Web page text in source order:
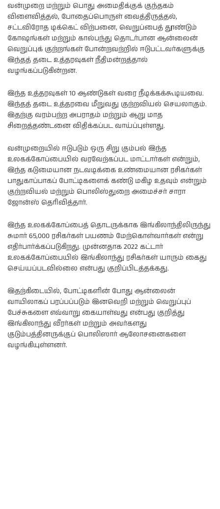
வன்முறை மற்றும் பொது அமைதிக்குக் குந்தகம்
விளைவித்தல், போதைப்பொருள் வைத்திருத்தல்,
சட்டவிரோத டிக்கெட் விற்பனை, வெறுப்பைத் தூண்டும்
கோஷங்கள் மற்றும் கால்பந்து தொடர்பான ஆன்லைன்
வெறுப்புக் குற்றங்கள் போன்றவற்றில் ஈடுபட்டவர்களுக்கு
இந்தத் தடை உத்தரவுகள் நீதிமன்றத்தால்
வழங்கப்படுகின்றன.
இந்த உத்தரவுகள் 10 ஆண்டுகள் வரை நீடிக்கக்கூடியவை.
இந்தத் தடை உத்தரவை மீறுவது குற்றவியல் செயலாகும்.
இதற்கு வரம்பற்ற அபராதம் மற்றும் ஆறு மாத
சிறைத்தண்டனை விதிக்கப்பட வாய்ப்புள்ளது.
வன்முறையில் ஈடுபடும் ஒரு சிறு கும்பல் இந்த
உலகக்கோப்பையில் வரவேற்கப்பட மாட்டார்கள் என்றும்,
இந்த கடுமையான நடவடிக்கை உண்மையான ரசிகர்கள்
பாதுகாப்பாகப் போட்டிகளைக் கண்டு மகிழ உதவும் என்றும்
குற்றவியல் மற்றும் பொலிஸ்துறை அமைச்சர் சாரா
ஜோன்ஸ் தெரிவித்தார்.
இந்த உலகக்கோப்பைத் தொடருக்காக இங்கிலாந்திலிருந்து
சுமார் 65,000 ரசிகர்கள் பயணம் மேற்கொள்வார்கள் என்று
எதிர்பார்க்கப்படுகிறது. முன்னதாக 2022 கட்டார்
உலகக்கோப்பையில் இங்கிலாந்து ரசிகர்கள் யாரும் கைது
செய்யப்படவில்லை என்பது குறிப்பிடத்தக்கது.
இதற்கிடையில், போட்டிகளின் போது ஆன்லைன்
வாயிலாகப் பரப்பப்படும் இனவெறி மற்றும் வெறுப்புப்
பேச்சுகளை எவ்வாறு கையாள்வது என்பது குறித்து
இங்கிலாந்து வீரர்கள் மற்றும் அவர்களது
குடும்பத்தினருக்குப் பொலிஸார் ஆலோசனைகளை
வழங்கியுள்ளனர்.